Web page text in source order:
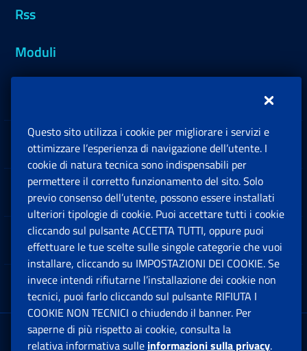
Rss
Moduli
Sedi e Contatti
Software
Note Legali
App mobile
Sede Legale : Via Ciro il Grande, 21
Questo sito utilizza i cookie per migliorare i servizi e
ottimizzare l’esperienza di navigazione dell’utente. I
cookie di natura tecnica sono indispensabili per
permettere il corretto funzionamento del sito. Solo
previo consenso dell’utente, possono essere installati
ulteriori tipologie di cookie. Puoi accettare tutti i cookie
cliccando sul pulsante ACCETTA TUTTI, oppure puoi
effettuare le tue scelte sulle singole categorie che vuoi
installare, cliccando su IMPOSTAZIONI DEI COOKIE. Se
invece intendi rifiutarne l’installazione dei cookie non
tecnici, puoi farlo cliccando sul pulsante RIFIUTA I
COOKIE NON TECNICI o chiudendo il banner. Per
saperne di più rispetto ai cookie, consulta la
relativa informativa sulle informazioni sulla privacy.